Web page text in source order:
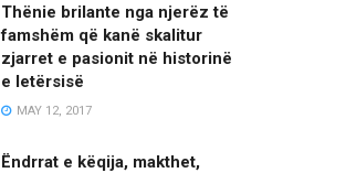
Thënie brilante nga njerëz të
famshëm që kanë skalitur
zjarret e pasionit në historinë
e letërsisë
MAY 12, 2017
Ëndrrat e këqija, makthet,